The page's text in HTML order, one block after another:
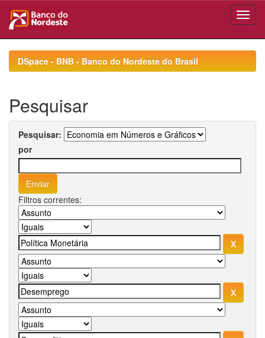
navigationDSpace - BNB - Banco do Nordeste do Brasil
Pesquisar
Pesquisar:
por
Filtros correntes: